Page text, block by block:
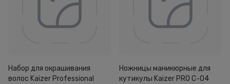
Набор для окрашивания
волос Kaizer Professional
Ножницы маникюрные для
кутикулы Kaizer PRO C-04